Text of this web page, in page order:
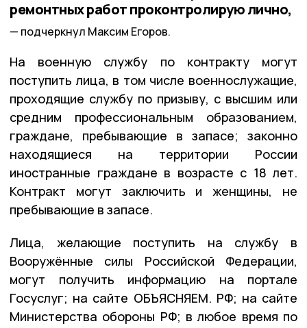
ремонтных работ проконтролирую лично,
подчеркнул Максим Егоров.
На военную службу по контракту могут
поступить лица, в том числе военнослужащие,
проходящие службу по призыву, с высшим или
средним профессиональным образованием,
граждане, пребывающие в запасе; законно
находящиеся на территории России
иностранные граждане в возрасте с 18 лет.
Контракт могут заключить и женщины, не
пребывающие в запасе.
Лица, желающие поступить на службу в
Вооружённые силы Российской Федерации,
могут получить информацию на портале
Госуслуг; на сайте ОБЪЯСНЯЕМ. РФ; на сайте
Министерства обороны РФ; в любое время по